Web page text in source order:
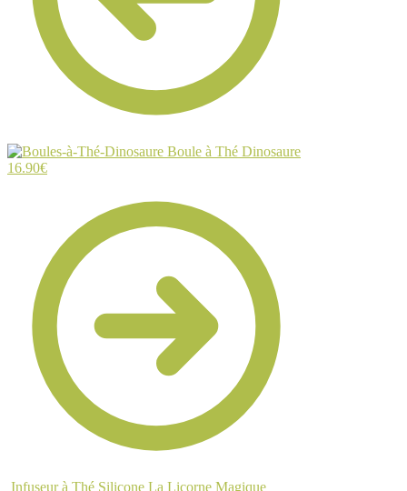
Boule à Thé Dinosaure
16.90€
Infuseur à Thé Silicone La Licorne Magique